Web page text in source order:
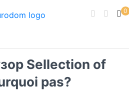
0
Sellection of
pas?